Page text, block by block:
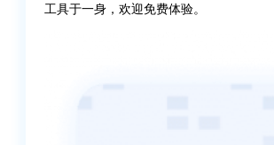
工具于一身，欢迎免费体验。